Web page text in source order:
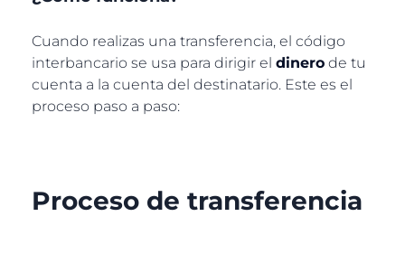
Cuando realizas una transferencia, el código
interbancario se usa para dirigir el dinero de tu
cuenta a la cuenta del destinatario. Este es el
proceso paso a paso:
Proceso de transferencia